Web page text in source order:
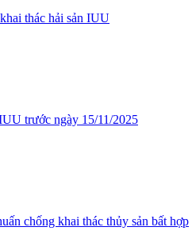
thác hải sản IUU
trước ngày 15/11/2025
chống khai thác thủy sản bất hợp